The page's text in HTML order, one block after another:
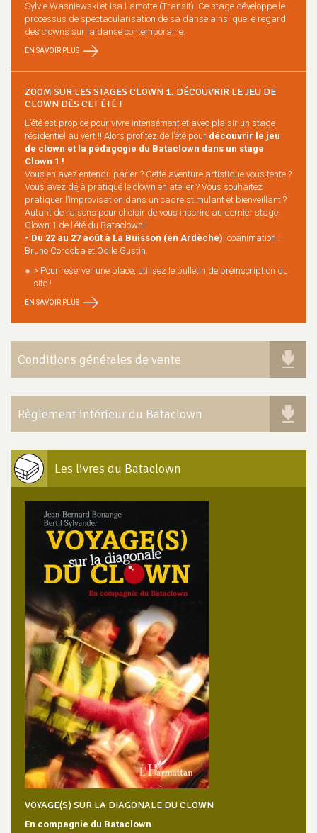
Sylvie Wasniewski et Isa Lamotte (Transit). Ce stage développe le
processus de spectacularisation de sa danse ainsi que le regard
des clowns sur la danse contemporaine.
EN SAVOIR PLUS
ZOOM SUR LES STAGES CLOWN 1. DÉCOUVRIR LE JEU DE
CLOWN DÈS CET ÉTÉ !
L’été est propice pour vivre intensément et avec plaisir un stage
résidentiel au vert !! Alors profitez de l’été pour découvrir le jeu
de clown et la pédagogie du Bataclown dans un stage
Clown 1 !
Vous en avez entendu parler ? Cette aventure artistique vous tente ?
Vous avez déjà pratiqué le clown en atelier ? Vous souhaitez
pratiquer l’improvisation dans un cadre stimulant et bienveillant ?
Autant de raisons pour choisir de vous inscrire au dernier stage
Clown 1 de l’été du Bataclown !
- Du 22 au 27 août à La Buisson (en Ardèche), coanimation :
Bruno Cordoba et Odile Gustin.
> Pour réserver une place, utilisez le bulletin de préinscription du
site !
EN SAVOIR PLUS
Conditions générales de vente
Règlement intérieur du Bataclown
Les livres du Bataclown
VOYAGE(S) SUR LA DIAGONALE DU CLOWN
En compagnie du Bataclown